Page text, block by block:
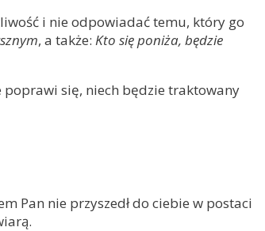
i nie odpowiadać temu, który go
, a także: Kto się poniża, będzie
poprawi się, niech będzie traktowany
Pan nie przyszedł do ciebie w postaci